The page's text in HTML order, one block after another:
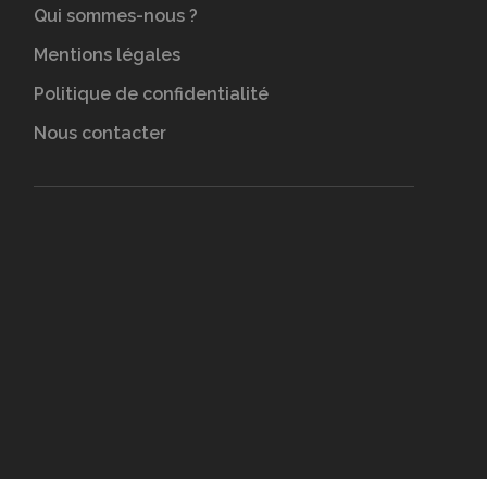
Qui sommes-nous ?
Mentions légales
Politique de confidentialité
Nous contacter